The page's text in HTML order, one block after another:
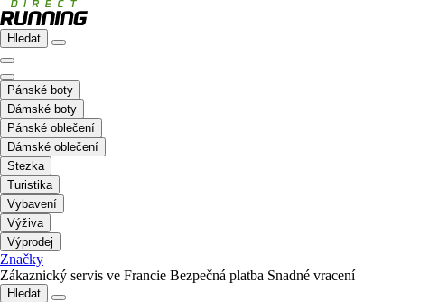
Hledat
Pánské boty
Dámské boty
Pánské oblečení
Dámské oblečení
Stezka
Turistika
Vybavení
Výživa
Výprodej
Značky
Zákaznický servis ve Francie Bezpečná platba Snadné vracení
Hledat